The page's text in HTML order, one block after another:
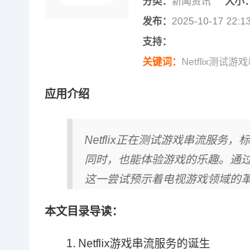
发布： 2025-10-17
支持：
关键词： Netflix测试游
应用介绍
Netflix正在测试游戏串流服务，
同时，也能体验游戏的乐趣。通
这一尝试预示着电视游戏领域的
本文目录导读：
Netflix游戏串流服务的诞生